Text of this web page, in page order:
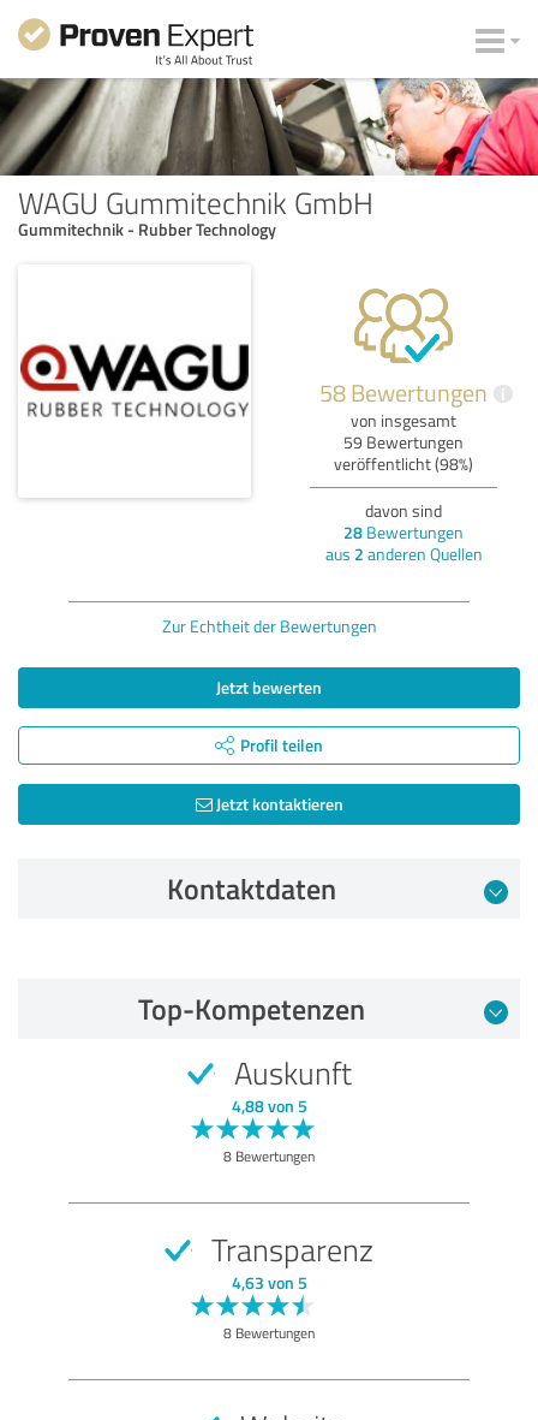
WAGU Gummitechnik GmbH
Gummitechnik - Rubber Technology
58 Bewertungen i
von insgesamt
59 Bewertungen
veröffentlicht (98%)
davon sind
28 Bewertungen
aus 2 anderen Quellen
Zur Echtheit der Bewertungen
Jetzt bewerten
Profil teilen
Jetzt kontaktieren
Kontaktdaten
Empfehlung
Top-Kompetenzen
Auskunft
4,88 von 5
8 Bewertungen
Transparenz
4,63 von 5
8 Bewertungen